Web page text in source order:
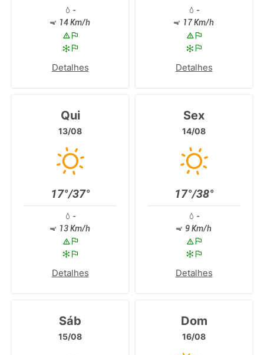
-
14 Km/h
Detalhes
-
17 Km/h
Detalhes
Qui
13/08
17°/37°
-
13 Km/h
Detalhes
Sex
14/08
17°/38°
-
9 Km/h
Detalhes
Sáb
15/08
Dom
16/08